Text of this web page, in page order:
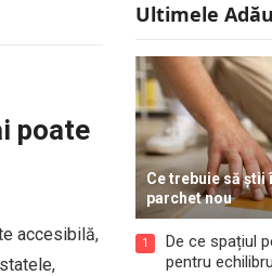
poate
accesibilă,
Ultimele
Ce trebuie să
parchet nou
1
De ce spațiul
pentru echilibru